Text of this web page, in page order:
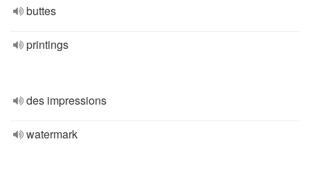
buttes
printings
des impressions
watermark